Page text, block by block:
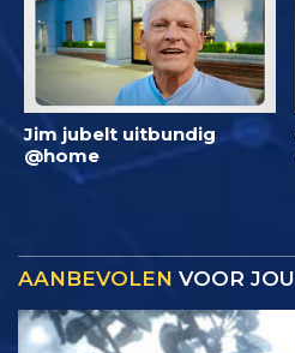
Jim jubelt uitbundig
@home
AANBEVOLEN VOOR JOU